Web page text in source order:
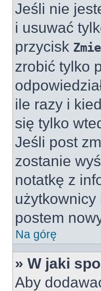
Jeśli nie
i usuwać
przycisk
zrobić tylko
ile razy i
się tylko
Jeśli post
zostanie
notatkę z
użytkownicy
postem
Na górę
» W jaki
Aby